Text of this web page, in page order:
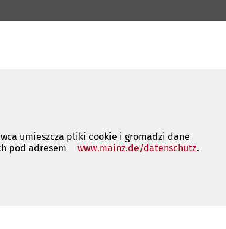
umieszcza pliki cookie i gromadzi dane
pod adresem
www.mainz.de/datenschutz.